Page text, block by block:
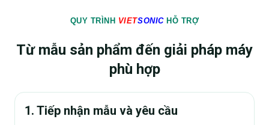
QUY TRÌNH VIETSONICHỖ TRỢ
Từ mẫu sản phẩm đến giải pháp máy
phù hợp
1. Tiếp nhận mẫu và yêu cầu